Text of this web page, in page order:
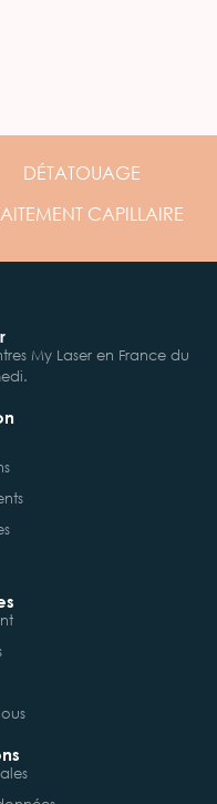
DÉTATOUAGE
CAPILLAIRE
My Laser en France du